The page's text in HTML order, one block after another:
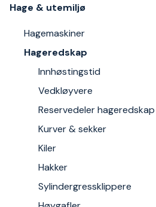
Hage & utemiljø
Hagemaskiner
Hageredskap
Innhøstingstid
Vedkløyvere
Reservedeler hageredskap
Kurver & sekker
Kiler
Hakker
Sylindergressklippere